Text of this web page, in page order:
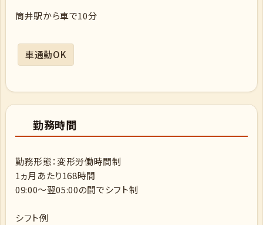
筒井駅から車で10分
車通勤OK
勤務時間
勤務形態：変形労働時間制
1ヵ月あたり168時間
09:00～翌05:00の間でシフト制
シフト例